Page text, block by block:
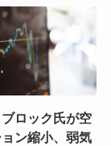
ブロック氏が空
ン縮小、弱気